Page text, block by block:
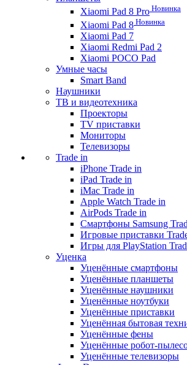
Xiaomi Pad 8 Pro Новинка
Xiaomi Pad 8 Новинка
Xiaomi Pad 7
Xiaomi Redmi Pad 2
Xiaomi POCO Pad
Умные часы
Smart Band
Наушники
ТВ и видеотехника
Проекторы
TV приставки
Мониторы
Телевизоры
Trade in
iPhone Trade in
iPad Trade in
iMac Trade in
Apple Watch Trade in
AirPods Trade in
Смартфоны Samsung
Игровые приставки
Игры для PlayStation
Уценка
Уценённые смартфоны
Уценённые планшеты
Уценённые наушники
Уценённые ноутбуки
Уценённые приставки
Уценённая бытовая
Уценённые фены
Уценённые робот-
Уценённые телевизоры